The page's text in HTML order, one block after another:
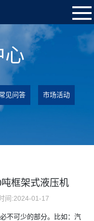
心
见问答 市场活动
框架式液压机
间:2024-01-17
不可少的部分。比如：汽